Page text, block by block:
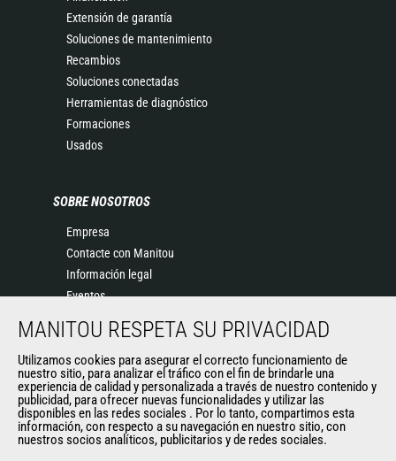
Extensión de garantía
Soluciones de mantenimiento
Recambios
Soluciones conectadas
Herramientas de diagnóstico
Formaciones
Usados
SOBRE NOSOTROS
Empresa
Contacte con Manitou
Información legal
Eventos
Historia
General Terms and Conditions of Sale
OTROS SITIOS DEL GRUPO
Manitou Group
MANITOU RESPETA SU PRIVACIDAD
Utilizamos cookies para asegurar el correcto funcionamiento de
nuestro sitio, para analizar el tráfico con el fin de brindarle una
experiencia de calidad y personalizada a través de nuestro contenido y
publicidad, para ofrecer nuevas funcionalidades y utilizar las
disponibles en las redes sociales . Por lo tanto, compartimos esta
información, con respecto a su navegación en nuestro sitio, con
nuestros socios analíticos, publicitarios y de redes sociales.